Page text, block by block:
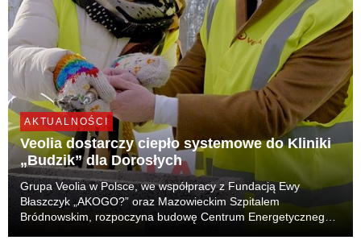
AKTUALNOŚCI
Veolia dostarczy ciepło systemowe do Kliniki
„Budzik” dla Dorosłych
Grupa Veolia w Polsce, we współpracy z Fundacją Ewy
Błaszczyk „AKOGO?” oraz Mazowieckim Szpitalem
Bródnowskim, rozpoczyna budowę Centrum Energetycznego,